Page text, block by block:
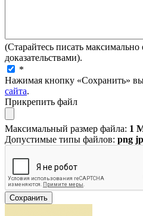
(Старайтесь писать
доказательствами).
*
Нажимая кнопку «Сохранить» вы
сайта.
Прикрепить файл
Максимальный размер файла: 1
Допустимые типы файлов: png